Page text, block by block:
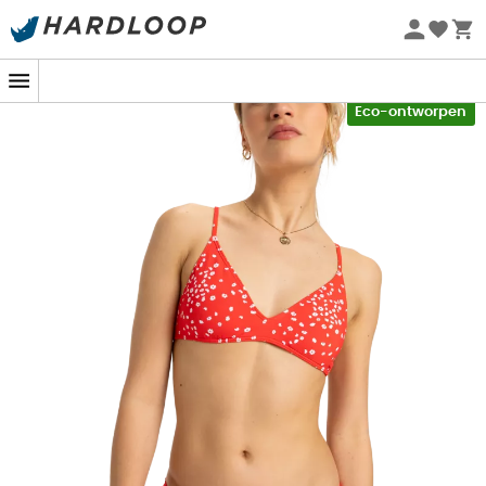
Zomeraanbiedingen 🔥 -5% EXTRA vanaf 2 producten* met
Eco-ontworpen
Heb je deze zomer gepland om in de golven te duiken of
over het warme zand te slenteren? De
dames Beach Classics van
ideale bondgenoot! Ontworpen voor degenen die volop
van de zee willen genieten en tegelijkertijd comfortabel
willen zijn, biedt deze top optimale ondersteuning en
uitzonderlijke bewegingsvrijheid. De moderne snit en de
zachte stof beloven van elke zwembeurt een
onvergetelijk moment te maken.
De Beach Classics brassière onderscheidt zich door zijn
eenvoudige maar effectieve ontwerp, dat zich aanpast